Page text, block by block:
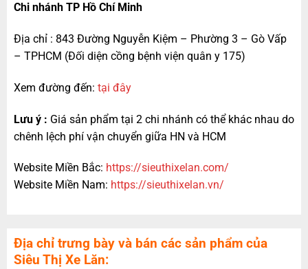
Chi nhánh TP Hồ Chí Minh
Địa chỉ : 843 Đường Nguyễn Kiệm – Phường 3 – Gò Vấp
– TPHCM (Đối diện cồng bệnh viện quân y 175)
Xem đường đến: tại đây
Lưu ý : Giá sản phẩm tại 2 chi nhánh có thể khác nhau do
chênh lệch phí vận chuyển giữa HN và HCM
Website Miền Bắc: https://sieuthixelan.com/
Website Miền Nam: https://sieuthixelan.vn/
Địa chỉ trưng bày và bán các sản phẩm của
Siêu Thị Xe Lăn: